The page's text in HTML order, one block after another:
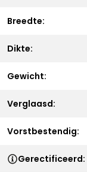
Breedte:
Dikte:
Gewicht:
Verglaasd:
Vorstbestendig:
Gerectificeerd: